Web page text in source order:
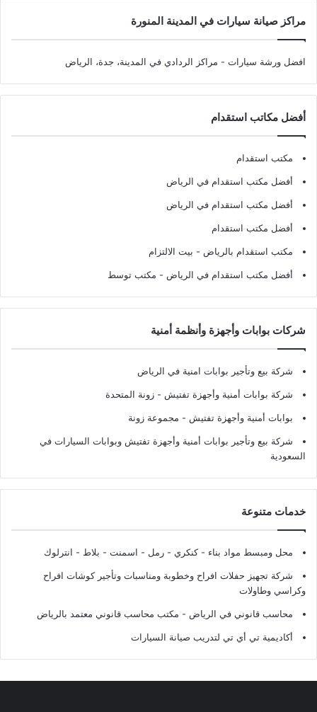
مراكز صيانة سيارات في المدينة المنورة
افضل ورشة سيارات - مراكز الردادي في المدينة، جدة، الرياض
أفضل مكاتب استقدام
مكتب استقدام
أفضل مكتب استقدام في الرياض
أفضل مكتب استقدام في الرياض
أفضل مكتب استقدام
مكتب استقدام بالرياض - بيت الالتزام
أفضل مكتب استقدام في الرياض - مكتب توسط
شركات بوابات وأجهزة وأنظمة أمنية
شركة بيع وتأجير بوابات امنية في الرياض
شركة بوابات أمنية وأجهزة تفتيش - زونة المتحدة
بوابات أمنية وأجهزة تفتيش - مجموعة زونة
شركة بيع وتأجير بوابات أمنية وأجهزة تفتيش وبوابات السيارات في
السعودية
خدمات متنوعة
محل ومبسط مواد بناء - كنكري - رمل - اسمنت - بلاط - انترلوك
شركة تجهيز حفلات افراح وخطوبة ومناسبات وتأجير كوشات افراح
وكراسي وطاولات
محاسب قانوني في الرياض - مكتب محاسب قانوني معتمد بالرياض
أكاديمية تي أي تي لتدريب صيانة السيارات